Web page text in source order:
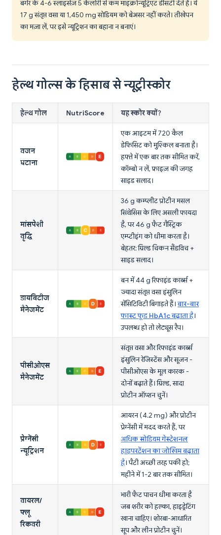
बर्गर के 4-6 स्लाइसेज़ 5 कैलोरी से कम माइक्रोन्यूट्रिएंट डेंसिटी देते हैं। ये
17 g संतृप्त वसा या 1,450 mg सोडियम को बेअसर नहीं करते। तीखेपन
का मज़ा लें, पर इसे न्यूट्रिशन का बहाना न बनाएं।
हेल्थ गोल्स के हिसाब से न्यूट्रीस्कोर
हेल्थ गोल NutriScore यह स्कोर क्यों?
वजन
घटाना
एक आइटम में 720 कैल
डेफिसिट को मुश्किल बनाता है।
हफ्ते में एक बार तक सीमित करें,
कॉम्बो न लें, फ्राइज़ की जगह
साइड सलाद।
मांसपेशी
वृद्धि
36 g कम्प्लीट प्रोटीन मसल
सिंथेसिस के लिए असली फायदा
है, पर 46 g फैट गैस्ट्रिक
एम्प्टीइंग को धीमा करता है।
बेहतर: ग्रिल्ड चिकन सैंडविच +
साइड सलाद।
डायबिटीज
मैनेजमेंट
बन में 44 g रिफाइंड कार्ब्स +
ज्यादा संतृप्त वसा इंसुलिन
सेंसिटिविटी बिगाड़ते हैं।बार-बार
फास्ट फूड HbA1c बढ़ाता है।
उपलब्ध हो तो लेट्यूस रैप।
पीसीओएस
मैनेजमेंट
संतृप्त वसा और रिफाइंड कार्ब्स
इंसुलिन रेजिस्टेंस और सूजन -
पीसीओएस के मूल कारक -
दोनों बढ़ाते हैं। ग्रिल्ड, सादा
प्रोटीन ऑप्शन चुनें।
प्रेग्नेंसी
न्यूट्रिशन
आयरन (4.2 mg) और प्रोटीन
प्रेग्नेंसी में मदद करते हैं, पर
अधिक सोडियम गेस्टेशनल
हाइपरटेंशन का जोखिम बढ़ाता
है। पैटी अच्छी तरह पकी हो;
महीने में 1-2 बार तक सीमित।
वायरल/
फ्लू
रिकवरी
भारी फैट पाचन धीमा करता है
जब शरीर को हल्का, हाइड्रेटिंग
खाना चाहिए। शोरबा-आधारित
सूप और लीन प्रोटीन चुनें।